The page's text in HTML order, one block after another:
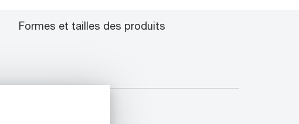
Formes et tailles des produits